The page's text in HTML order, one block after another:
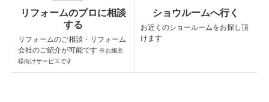
リフォームのプロに相談
する
リフォームのご相談・ リフォーム
会社のご紹介が可能です ※お施主
様向けサービスです
ショウルームへ行く
お近くのショールームをお探し頂
けます